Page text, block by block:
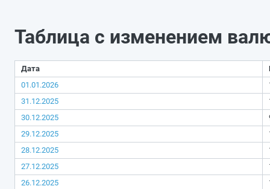
Таблица с изменением
Дата
01.01.2026
31.12.2025
30.12.2025
29.12.2025
28.12.2025
27.12.2025
26.12.2025